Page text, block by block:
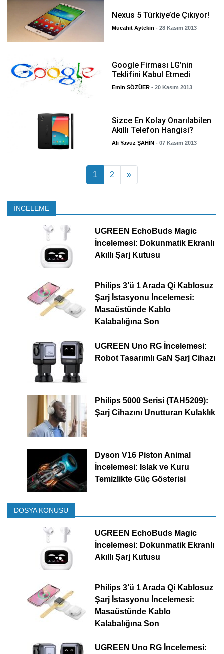
Nexus 5 Türkiye’de Çıkıyor!
Mücahit Aytekin - 28 Kasım 2013
Google Firması LG’nin
Teklifini Kabul Etmedi
Emin SÖZÜER - 20 Kasım 2013
Sizce En Kolay Onarılabilen
Akıllı Telefon Hangisi?
Ali Yavuz ŞAHİN - 07 Kasım 2013
Yazı dolaşımı
1 2 »
İNCELEME
UGREEN EchoBuds Magic
İncelemesi: Dokunmatik Ekranlı
Akıllı Şarj Kutusu
Philips 3’ü 1 Arada Qi Kablosuz
Şarj İstasyonu İncelemesi:
Masaüstünde Kablo
Kalabalığına Son
UGREEN Uno RG İncelemesi:
Robot Tasarımlı GaN Şarj Cihazı
Philips 5000 Serisi (TAH5209):
Şarj Cihazını Unutturan Kulaklık
Dyson V16 Piston Animal
İncelemesi: Islak ve Kuru
Temizlikte Güç Gösterisi
DOSYA KONUSU
UGREEN EchoBuds Magic
İncelemesi: Dokunmatik Ekranlı
Akıllı Şarj Kutusu
Philips 3’ü 1 Arada Qi Kablosuz
Şarj İstasyonu İncelemesi:
Masaüstünde Kablo
Kalabalığına Son
UGREEN Uno RG İncelemesi: